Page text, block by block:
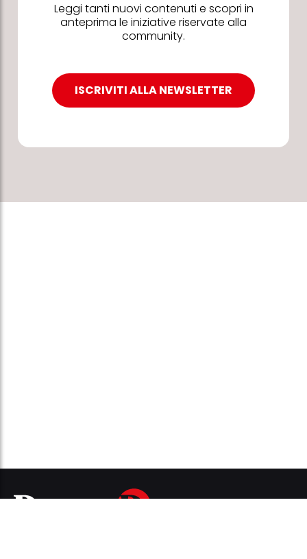
Leggi tanti nuovi contenuti e scopri in
anteprima le iniziative riservate alla
community.
ISCRIVITI ALLA NEWSLETTER